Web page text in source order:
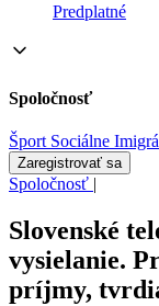
Predplatné
Spoločnosť
Šport Sociálne
Zaregistrovať sa
Spoločnosť |
Slovenské
vysielanie.
príjmy,